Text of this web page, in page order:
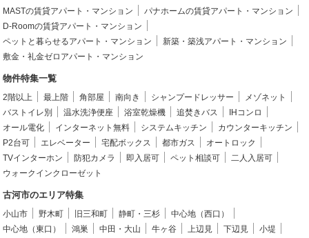
MASTの賃貸アパート・マンション
パナホームの賃貸アパート・マンション
D-Roomの賃貸アパート・マンション
ペットと暮らせるアパート・マンション
新築・築浅アパート・マンション
敷金・礼金ゼロアパート・マンション
物件特集一覧
2階以上 最上階 角部屋 南向き シャンプードレッサー
メゾネット
バストイレ別
温水洗浄便座 浴室乾燥機 追焚きバス
IHコンロ
オール電化
インターネット無料 システムキッチン
カウンターキッチン
P2台可
エレベーター 宅配ボックス 都市ガス
オートロック
TVインターホン
防犯カメラ 即入居可 ペット相談可
二人入居可
ウォークインクローゼット
古河市のエリア特集
小山市 野木町 旧三和町 静町・三杉
中心地（西口）
中心地（東口）
鴻巣 中田・大山 牛ヶ谷 上辺見 下辺見
小堤